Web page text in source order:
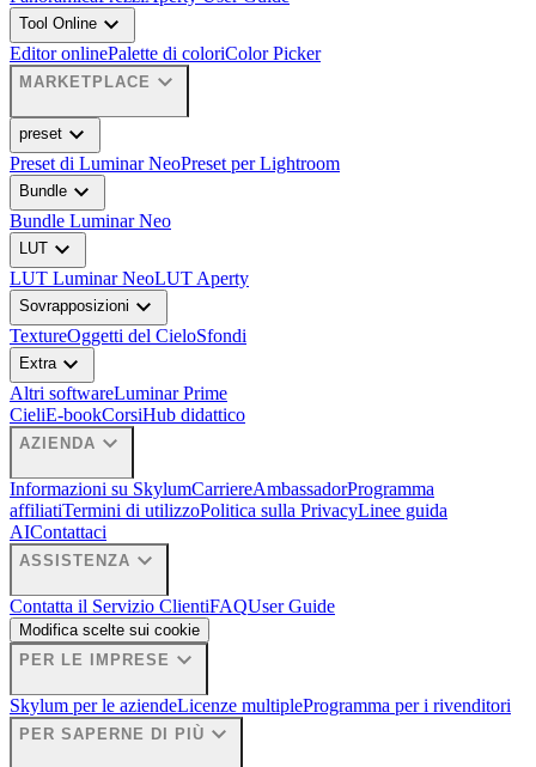
Tool Online expand_more
Editor onlinePalette di coloriColor Picker
MARKETPLACE expand_more
preset expand_more
Preset di Luminar NeoPreset per Lightroom
Bundle expand_more
Bundle Luminar Neo
LUT expand_more
LUT Luminar NeoLUT Aperty
Sovrapposizioni expand_more
TextureOggetti del CieloSfondi
Extraexpand_more
Altri softwareLuminar Prime
CieliE-bookCorsiHub didattico
AZIENDA expand_more
Informazioni su SkylumCarriereAmbassadorProgramma
affiliatiTermini di utilizzoPolitica sulla PrivacyLinee guida
AIContattaci
ASSISTENZA expand_more
Contatta il Servizio ClientiFAQUser Guide
Modifica scelte sui cookie
PER LE IMPRESE expand_more
Skylum per le aziendeLicenze multipleProgramma per i rivenditori
PER SAPERNE DI PIÙ expand_more